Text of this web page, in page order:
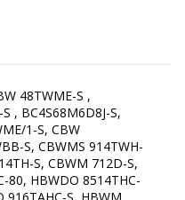
48TWME-S ,
, BC4S68M6D8J-S,
1-S, CBW
S, CBWMS 914TWH-
S, CBWM 712D-S,
80, HBWDO 8514THC-